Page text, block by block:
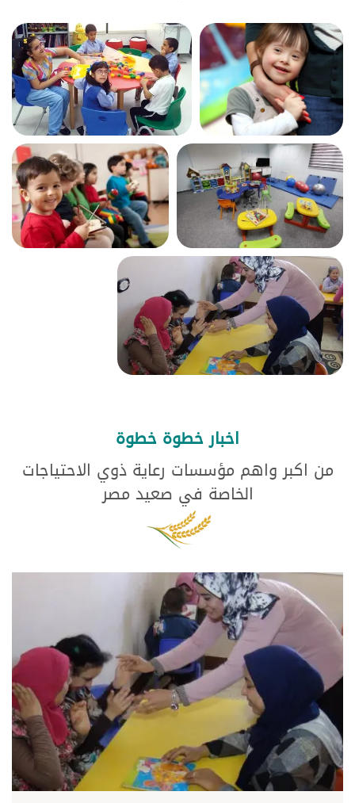
اخبار خطوة خطوة
من اكبر واهم مؤسسات رعاية ذوي الاحتياجات
الخاصة في صعيد مصر